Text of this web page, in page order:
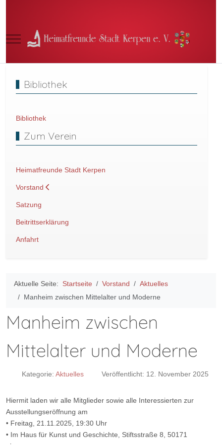
Mobile Menu Toggle
Bibliothek
Bibliothek
Zum Verein
Heimatfreunde Stadt Kerpen
Vorstand
Satzung
Beitrittserklärung
Anfahrt
Aktuelle Seite: Startseite Vorstand
Aktuelles
Manheim zwischen Mittelalter und Moderne
Manheim zwischen
Mittelalter und Moderne
Kategorie: Aktuelles Veröffentlicht: 12. November 2025
Hiermit laden wir alle Mitglieder sowie alle Interessierten zur
Ausstellungseröffnung am
• Freitag, 21.11.2025, 19:30 Uhr
• Im Haus für Kunst und Geschichte, Stiftsstraße 8, 50171